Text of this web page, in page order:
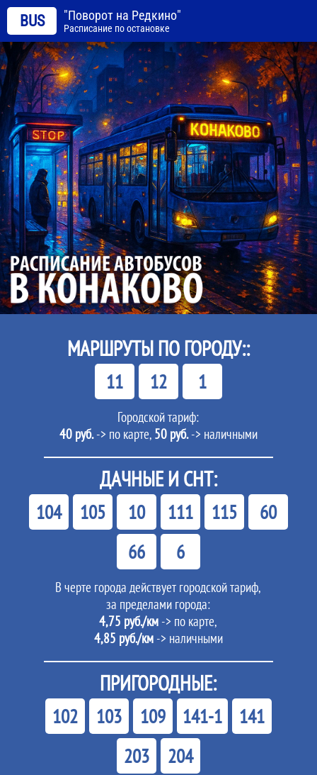
BUS "Поворот на Редкино"
Расписание по остановке
МАРШРУТЫ ПО ГОРОДУ::
11 12 1
Городской тариф:
40 руб.-> по карте, 50 руб.-> наличными
ДАЧНЫЕ И СНТ:
104 105 10 111 115
60
66
6
В черте города действует городской тариф,
за пределами города:
4,75 руб./км -> по карте,
4,85 руб./км-> наличными
ПРИГОРОДНЫЕ:
102 103 109 141-1
141
203
204